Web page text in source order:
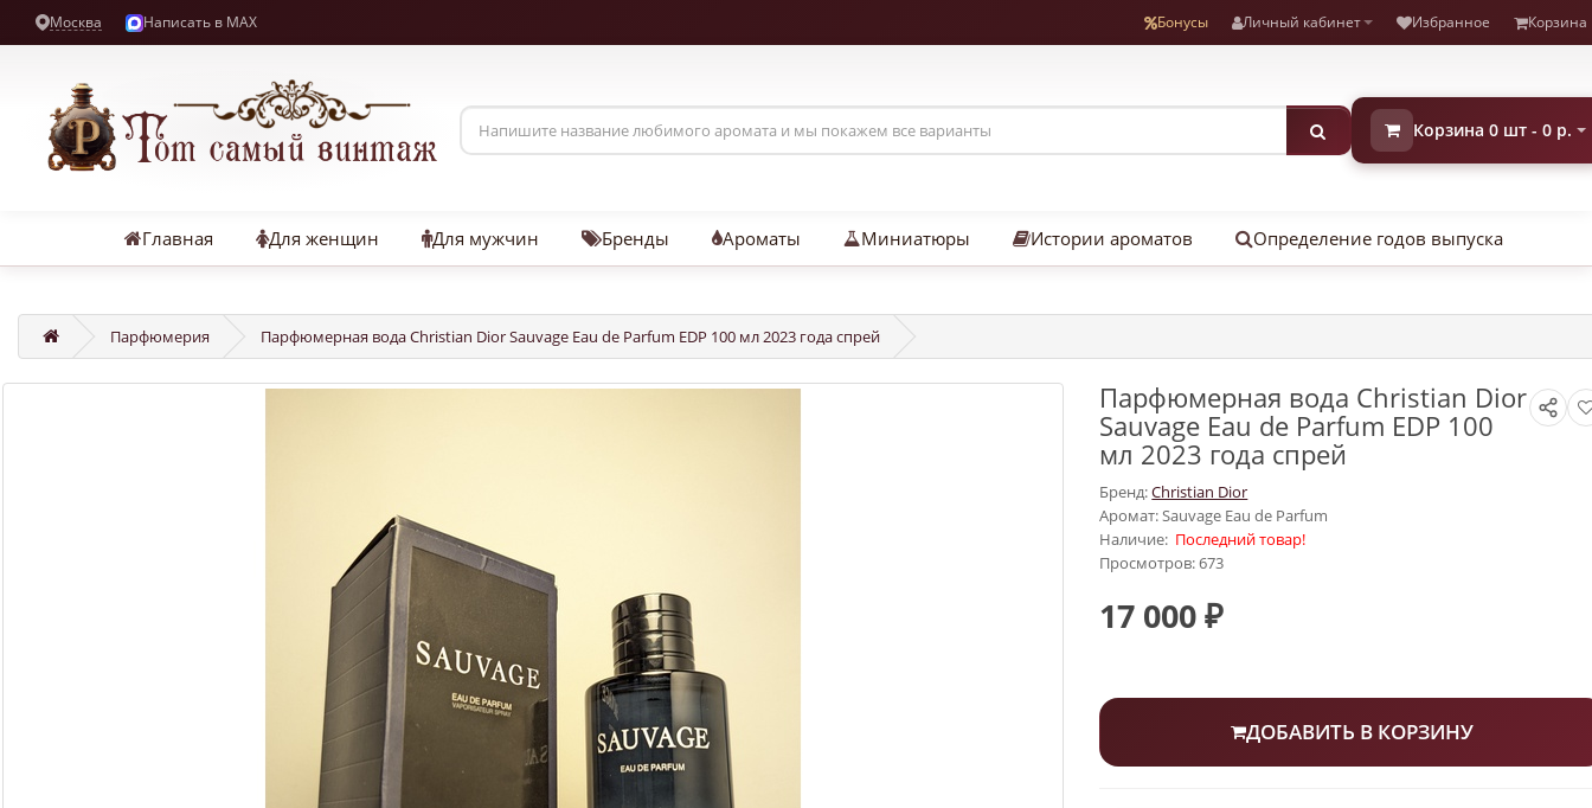
Москва Написать в MAX Бонусы Личный кабинет Избранное Корзина
Корзина 0 шт - 0 р.
Главная Для женщин Для мужчин Бренды Ароматы Миниатюры Истории ароматов Определение годов выпуска
Парфюмерия Парфюмерная вода Christian Dior Sauvage Eau de Parfum EDP 100 мл 2023 года спрей
Парфюмерная вода Christian Dior
Sauvage Eau de Parfum EDP 100
мл 2023 года спрей
Бренд:Christian Dior
Аромат: Sauvage Eau de Parfum
Наличие: Последний товар!
Просмотров: 673
17 000 ₽
ДОБАВИТЬ В КОРЗИНУ